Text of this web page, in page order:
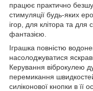
працює практично
стимуляції будь-яких
ігор, для клітора та
фантазією.
Іграшка повністю
насолоджуватися
Керування віброкулею
перемикання
силіконової кнопки в її